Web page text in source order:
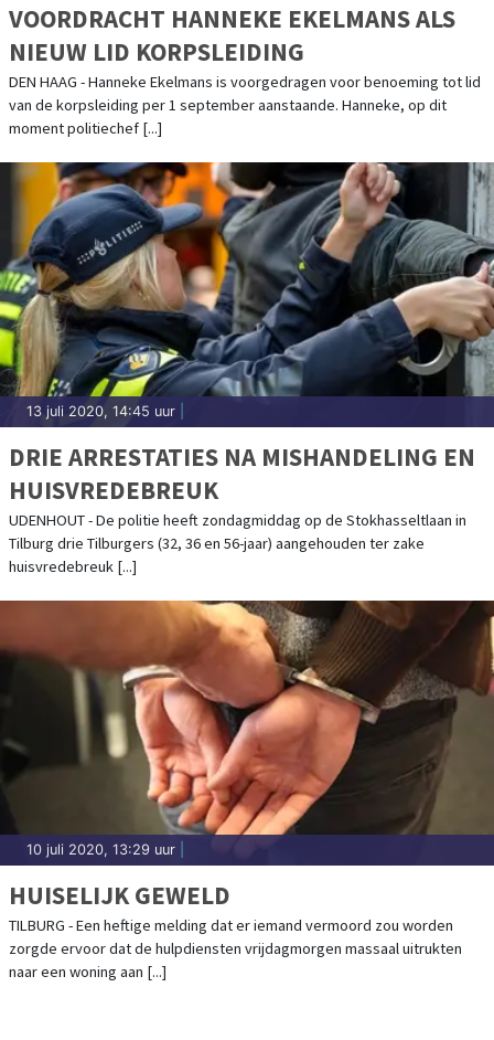
VOORDRACHT HANNEKE EKELMANS ALS
NIEUW LID KORPSLEIDING
DEN HAAG - Hanneke Ekelmans is voorgedragen voor benoeming tot lid
van de korpsleiding per 1 september aanstaande. Hanneke, op dit
moment politiechef [...]
13 juli 2020, 14:45 uur
DRIE ARRESTATIES NA MISHANDELING EN
HUISVREDEBREUK
UDENHOUT - De politie heeft zondagmiddag op de Stokhasseltlaan in
Tilburg drie Tilburgers (32, 36 en 56-jaar) aangehouden ter zake
huisvredebreuk [...]
10 juli 2020, 13:29 uur
HUISELIJK GEWELD
TILBURG - Een heftige melding dat er iemand vermoord zou worden
zorgde ervoor dat de hulpdiensten vrijdagmorgen massaal uitrukten
naar een woning aan [...]